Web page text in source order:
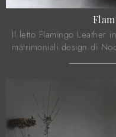
Il letto Flamingo Leather
matrimoniali design di